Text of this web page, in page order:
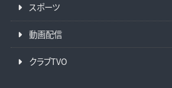
スポーツ
動画配信
クラブTVO